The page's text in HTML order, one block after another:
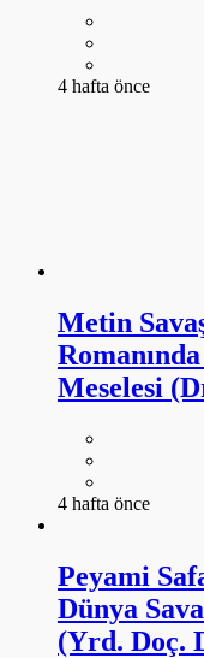
4 hafta önce
Metin
Meselesi
4 hafta önce
Peyami
Dünya
(Yrd. Doç.